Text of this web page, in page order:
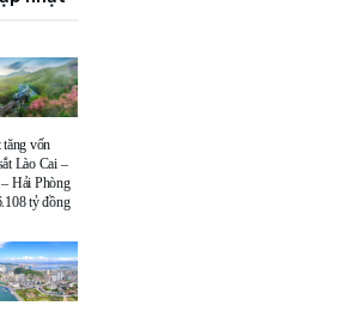
vốn
Lào Cai –
Hải Phòng
tỷ đồng